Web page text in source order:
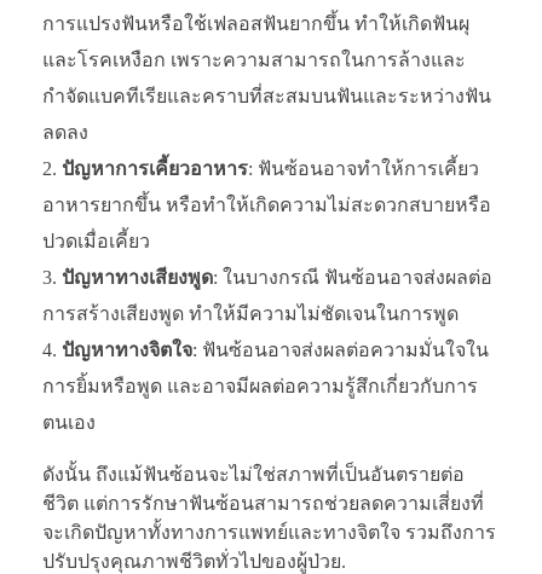
การแปรงฟันหรือใช้เฟลอสฟันยากขึ้น ทำให้เกิดฟันผุ
และโรคเหงือก เพราะความสามารถในการล้างและ
กำจัดแบคทีเรียและคราบที่สะสมบนฟันและระหว่างฟัน
ลดลง
ปัญหาการเคี้ยวอาหาร: ฟันซ้อนอาจทำให้การเคี้ยว
อาหารยากขึ้น หรือทำให้เกิดความไม่สะดวกสบายหรือ
ปวดเมื่อเคี้ยว
ปัญหาทางเสียงพูด: ในบางกรณี ฟันซ้อนอาจส่งผลต่อ
การสร้างเสียงพูด ทำให้มีความไม่ชัดเจนในการพูด
ปัญหาทางจิตใจ: ฟันซ้อนอาจส่งผลต่อความมั่นใจใน
การยิ้มหรือพูด และอาจมีผลต่อความรู้สึกเกี่ยวกับการ
ตนเอง
ดังนั้น ถึงแม้ฟันซ้อนจะไม่ใช่สภาพที่เป็นอันตรายต่อ
ชีวิต แต่การรักษาฟันซ้อนสามารถช่วยลดความเสี่ยงที่
จะเกิดปัญหาทั้งทางการแพทย์และทางจิตใจ รวมถึงการ
ปรับปรุงคุณภาพชีวิตทั่วไปของผู้ป่วย.